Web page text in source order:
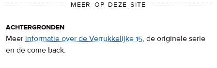
MEER OP DEZE SITE
achtergronden
Meer informatie over de Verrukkelijke 15, de originele serie
en de come back.